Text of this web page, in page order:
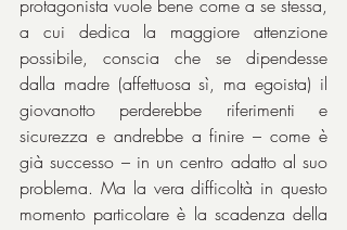
protagonista vuole bene come a se stessa,
a cui dedica la maggiore attenzione
possibile, conscia che se dipendesse
dalla madre (affettuosa sì, ma egoista) il
giovanotto perderebbe riferimenti e
sicurezza e andrebbe a finire – come è
già successo – in un centro adatto al suo
problema. Ma la vera difficoltà in questo
momento particolare è la scadenza della